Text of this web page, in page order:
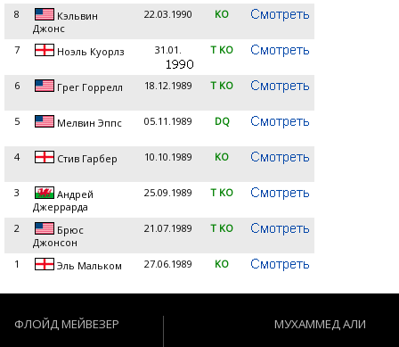
8
Кэльвин
Джонс
22.03.1990 KO
7 Ноэль Куорлз 31.01. T KO
6 Грег Горрелл 18.12.1989 T KO
5 Мелвин Эппс 05.11.1989 DQ
4 Стив Гарбер 10.10.1989 KO
3
Андрей
Джеррарда
25.09.1989 T KO
2
Брюс
Джонсон
21.07.1989 T KO
1 Эль Мальком 27.06.1989 KO
ФЛОЙД МЕЙВЕЗЕР МУХАММЕД АЛИ